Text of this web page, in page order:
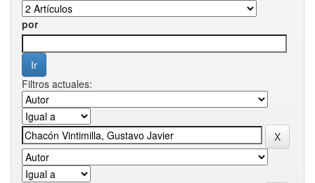
por
Filtros actuales: